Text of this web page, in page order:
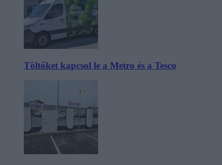
Töltőket kapcsol le a Metro és a Tesco